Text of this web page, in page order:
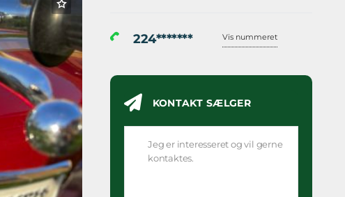
224******* Vis nummeret
KONTAKT SÆLGER